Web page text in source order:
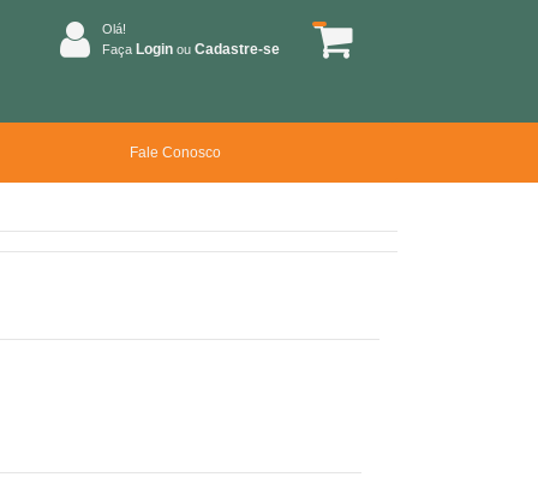
Olá!
Faça Login ou Cadastre-se
Fale Conosco